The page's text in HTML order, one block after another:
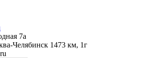
7а
Челябинск 1473 км, 1г